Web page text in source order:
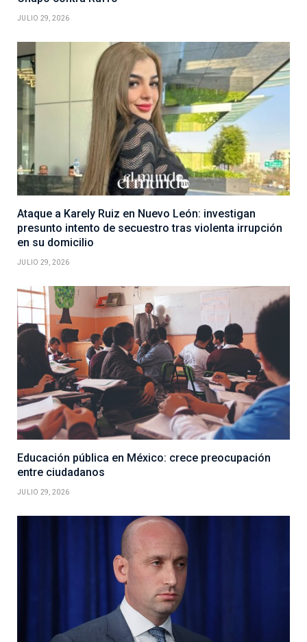
JULIO 29, 2026
Ataque a Karely Ruiz en Nuevo León: investigan
presunto intento de secuestro tras violenta irrupción
en su domicilio
JULIO 29, 2026
Educación pública en México: crece preocupación
entre ciudadanos
JULIO 29, 2026